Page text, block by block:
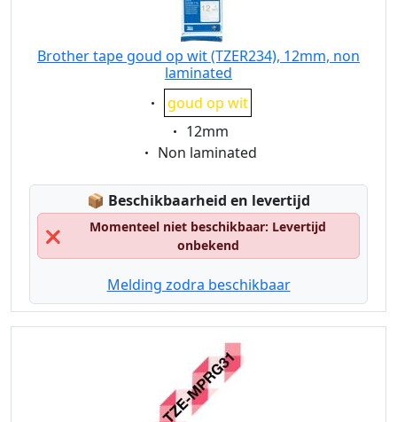
Brother tape goud op wit (TZER234), 12mm, non
laminated
Eigenschaft:
goud op wit
Eigenschaft:
12mm
Eigenschaft:
Non laminated
📦 Lagerstatus:
Beschikbaarheid en levertijd
❌
Momenteel niet beschikbaar: Levertijd
onbekend
Melding zodra beschikbaar